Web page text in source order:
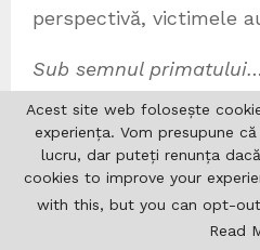
perspectivă, victimele
Sub semnul primatului…
Ca multe alte mari
noastre și ale lumii,
Bagdasar a trăit o viață
semnul primatului. În
Acest site web folosește
experiența. Vom presupune
lucru, dar puteți renunța
cookies to improve your
with this, but you can opt-
Read